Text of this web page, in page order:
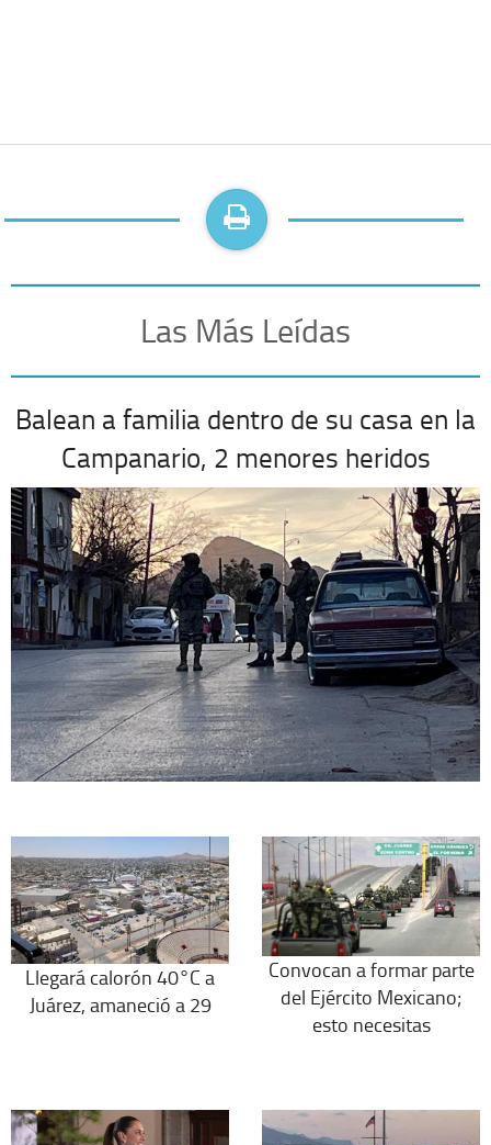
Las Más Leídas
Balean a familia dentro de su casa en la
Campanario, 2 menores heridos
Llegará calorón 40°C a
Juárez, amaneció a 29
Convocan a formar parte
del Ejército Mexicano;
esto necesitas